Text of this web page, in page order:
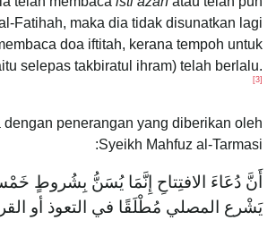
Fatihah, maka dia tidak disunatkan lagi
doa iftitah, kerana tempoh untuk
selepas takbiratul ihram) telah berlalu.
[3]
dengan penerangan yang diberikan oleh
Syeikh Mahfuz al-Tarmasi:
أَنَّ دُعَاءَ الافتِتاحِ إِنَّمَا يُسَنُّ بِشُروطٍ
يَشْرع المصلي مُطْلَقًا في التعوذ أو